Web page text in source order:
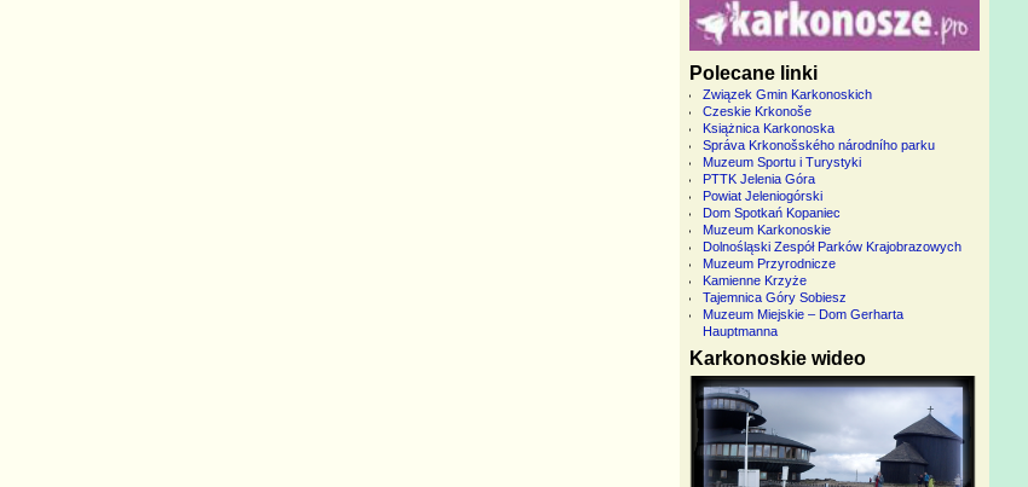
Polecane linki
Związek Gmin Karkonoskich
Czeskie Krkonoše
Książnica Karkonoska
Správa Krkonošského národního parku
Muzeum Sportu i Turystyki
PTTK Jelenia Góra
Powiat Jeleniogórski
Dom Spotkań Kopaniec
Muzeum Karkonoskie
Dolnośląski Zespół Parków Krajobrazowych
Muzeum Przyrodnicze
Kamienne Krzyże
Tajemnica Góry Sobiesz
Muzeum Miejskie – Dom Gerharta
Hauptmanna
Karkonoskie wideo